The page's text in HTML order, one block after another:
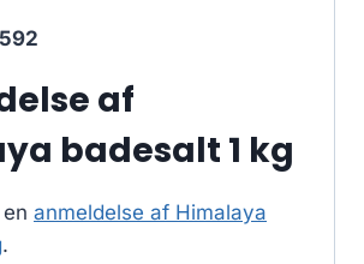
592
af
badesalt 1 kg
anmeldelse af Himalaya
.